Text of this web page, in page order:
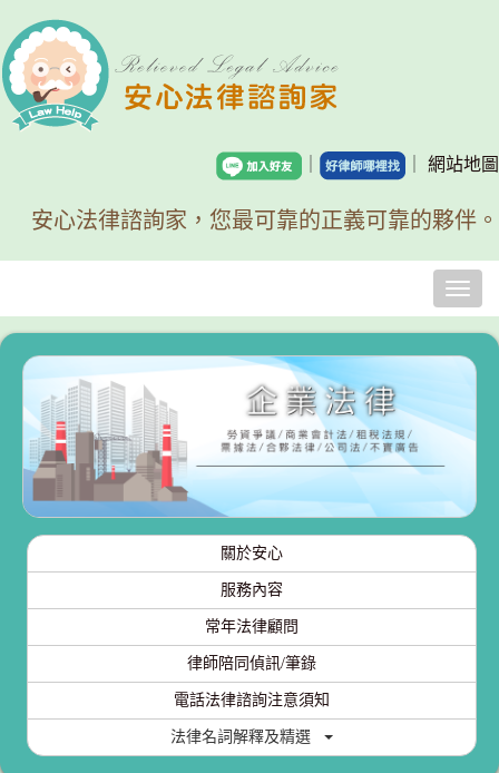
網站地圖
安心法律諮詢家，您最可靠的正義可靠的夥伴。
關於安心
服務內容
常年法律顧問
律師陪同偵訊/筆錄
電話法律諮詢注意須知
法律名詞解釋及精選